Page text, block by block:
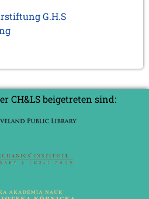
G.H.S
CH&LS beigetreten sind: